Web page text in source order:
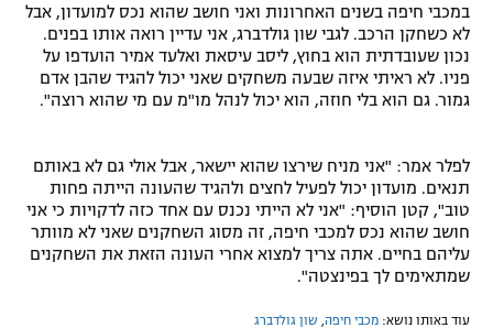
במכבי חיפה בשנים האחרונות ואני חושב שהוא נכס למועדון, אבל
לא כשחקן הרכב. לגבי שון גולדברג, אני עדיין רואה אותו בפנים.
נכון שעובדתית הוא בחוץ, ליסב עיסאת ואלעד אמיר הועדפו על
פניו. לא ראיתי איזה שבעה משחקים שאני יכול להגיד שהבן אדם
גמור. גם הוא בלי חוזה, הוא יכול לנהל מו"מ עם מי שהוא רוצה".
לפלר אמר: "אני מניח שירצו שהוא יישאר, אבל אולי גם לא באותם
תנאים. מועדון יכול לפעיל לחצים ולהגיד שהעונה הייתה פחות
טוב", קטן הוסיף: "אני לא הייתי נכנס עם אחד כזה לדקויות כי אני
חושב שהוא נכס למכבי חיפה, זה מסוג השחקנים שאני לא מוותר
עליהם בחיים. אתה צריך למצוא אחרי העונה הזאת את השחקנים
שמתאימים לך בפינצטה".
עוד באותו נושא: מכבי חיפה שון גולדברג